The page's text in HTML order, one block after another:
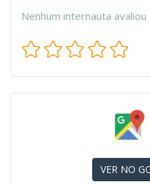
Nenhum internauta
VER NO